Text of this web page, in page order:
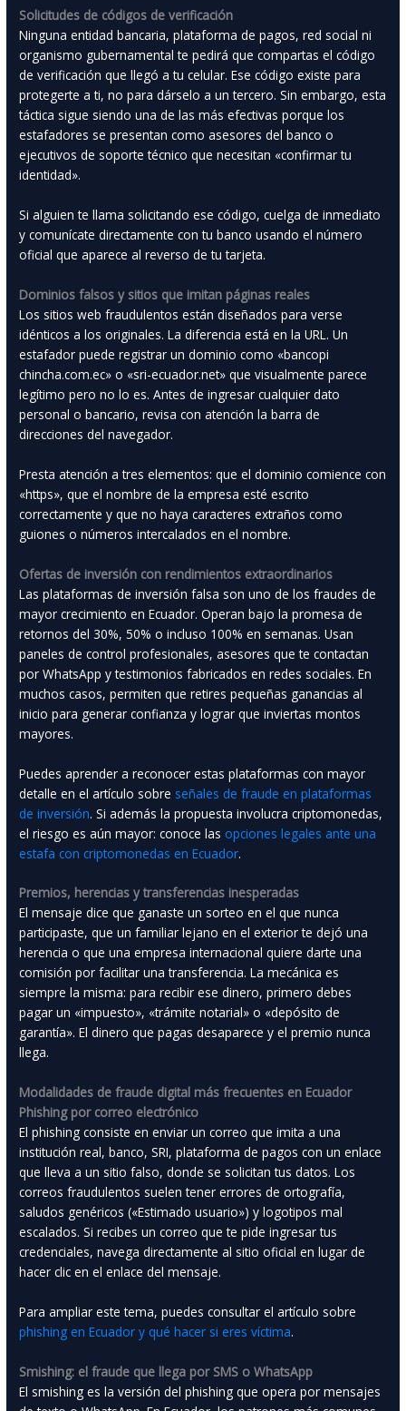
Solicitudes de códigos de verificación
Ninguna entidad bancaria, plataforma de pagos, red social ni
organismo gubernamental te pedirá que compartas el código
de verificación que llegó a tu celular. Ese código existe para
protegerte a ti, no para dárselo a un tercero. Sin embargo, esta
táctica sigue siendo una de las más efectivas porque los
estafadores se presentan como asesores del banco o
ejecutivos de soporte técnico que necesitan «confirmar tu
identidad».
Si alguien te llama solicitando ese código, cuelga de inmediato
y comunícate directamente con tu banco usando el número
oficial que aparece al reverso de tu tarjeta.
Dominios falsos y sitios que imitan páginas reales
Los sitios web fraudulentos están diseñados para verse
idénticos a los originales. La diferencia está en la URL. Un
estafador puede registrar un dominio como «bancopi
chincha.com.ec» o «sri-ecuador.net» que visualmente parece
legítimo pero no lo es. Antes de ingresar cualquier dato
personal o bancario, revisa con atención la barra de
direcciones del navegador.
Presta atención a tres elementos: que el dominio comience con
«https», que el nombre de la empresa esté escrito
correctamente y que no haya caracteres extraños como
guiones o números intercalados en el nombre.
Ofertas de inversión con rendimientos extraordinarios
Las plataformas de inversión falsa son uno de los fraudes de
mayor crecimiento en Ecuador. Operan bajo la promesa de
retornos del 30%, 50% o incluso 100% en semanas. Usan
paneles de control profesionales, asesores que te contactan
por WhatsApp y testimonios fabricados en redes sociales. En
muchos casos, permiten que retires pequeñas ganancias al
inicio para generar confianza y lograr que inviertas montos
mayores.
Puedes aprender a reconocer estas plataformas con mayor
detalle en el artículo sobre señales de fraude en plataformas
de inversión. Si además la propuesta involucra criptomonedas,
el riesgo es aún mayor: conoce lasopciones legales ante una
estafa con criptomonedas en Ecuador.
Premios, herencias y transferencias inesperadas
El mensaje dice que ganaste un sorteo en el que nunca
participaste, que un familiar lejano en el exterior te dejó una
herencia o que una empresa internacional quiere darte una
comisión por facilitar una transferencia. La mecánica es
siempre la misma: para recibir ese dinero, primero debes
pagar un «impuesto», «trámite notarial» o «depósito de
garantía». El dinero que pagas desaparece y el premio nunca
llega.
Modalidades de fraude digital más frecuentes en Ecuador
Phishing por correo electrónico
El phishing consiste en enviar un correo que imita a una
institución real, banco, SRI, plataforma de pagos con un enlace
que lleva a un sitio falso, donde se solicitan tus datos. Los
correos fraudulentos suelen tener errores de ortografía,
saludos genéricos («Estimado usuario») y logotipos mal
escalados. Si recibes un correo que te pide ingresar tus
credenciales, navega directamente al sitio oficial en lugar de
hacer clic en el enlace del mensaje.
Para ampliar este tema, puedes consultar el artículo sobre
phishing en Ecuador y qué hacer si eres víctima.
Smishing: el fraude que llega por SMS o WhatsApp
El smishing es la versión del phishing que opera por mensajes